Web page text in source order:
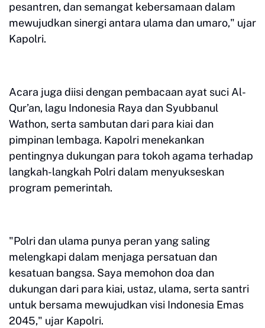
pesantren, dan semangat kebersamaan dalam
mewujudkan sinergi antara ulama dan umaro," ujar
Kapolri.
Acara juga diisi dengan pembacaan ayat suci Al-
Qur’an, lagu Indonesia Raya dan Syubbanul
Wathon, serta sambutan dari para kiai dan
pimpinan lembaga. Kapolri menekankan
pentingnya dukungan para tokoh agama terhadap
langkah-langkah Polri dalam menyukseskan
program pemerintah.
"Polri dan ulama punya peran yang saling
melengkapi dalam menjaga persatuan dan
kesatuan bangsa. Saya memohon doa dan
dukungan dari para kiai, ustaz, ulama, serta santri
untuk bersama mewujudkan visi Indonesia Emas
2045," ujar Kapolri.